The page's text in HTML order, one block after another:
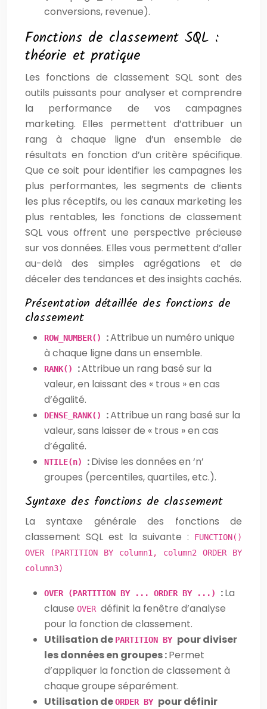
conversions, revenue).
Fonctions de classement SQL :
théorie et pratique
Les fonctions de classement SQL sont des
outils puissants pour analyser et comprendre
la performance de vos campagnes
marketing. Elles permettent d’attribuer un
rang à chaque ligne d’un ensemble de
résultats en fonction d’un critère spécifique.
Que ce soit pour identifier les campagnes les
plus performantes, les segments de clients
les plus réceptifs, ou les canaux marketing les
plus rentables, les fonctions de classement
SQL vous offrent une perspective précieuse
sur vos données. Elles vous permettent d’aller
au-delà des simples agrégations et de
déceler des tendances et des insights cachés.
Présentation détaillée des fonctions de
classement
ROW_NUMBER() :Attribue un numéro unique
à chaque ligne dans un ensemble.
RANK() :Attribue un rang basé sur la
valeur, en laissant des « trous » en cas
d’égalité.
DENSE_RANK() :Attribue un rang basé sur la
valeur, sans laisser de « trous » en cas
d’égalité.
NTILE(n) :Divise les données en ‘n’
groupes (percentiles, quartiles, etc.).
Syntaxe des fonctions de classement
La syntaxe générale des fonctions de
classement SQL est la suivante :
FUNCTION()
OVER (PARTITION BY column1, column2 ORDER BY
column3)
OVER (PARTITION BY ... ORDER BY ...) :La
clause OVER définit la fenêtre d’analyse
pour la fonction de classement.
Utilisation de PARTITION BY pour diviser
les données en groupes :Permet
d’appliquer la fonction de classement à
chaque groupe séparément.
Utilisation deORDER BY pour définir